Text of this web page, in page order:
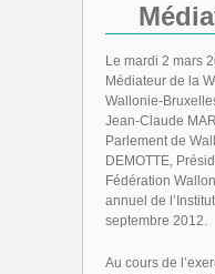
Le mardi 2 mars
Médiateur de la
Wallonie-
Jean-Claude
Parlement de
DEMOTTE,
Fédération
annuel de
septembre 2012.
Au cours de